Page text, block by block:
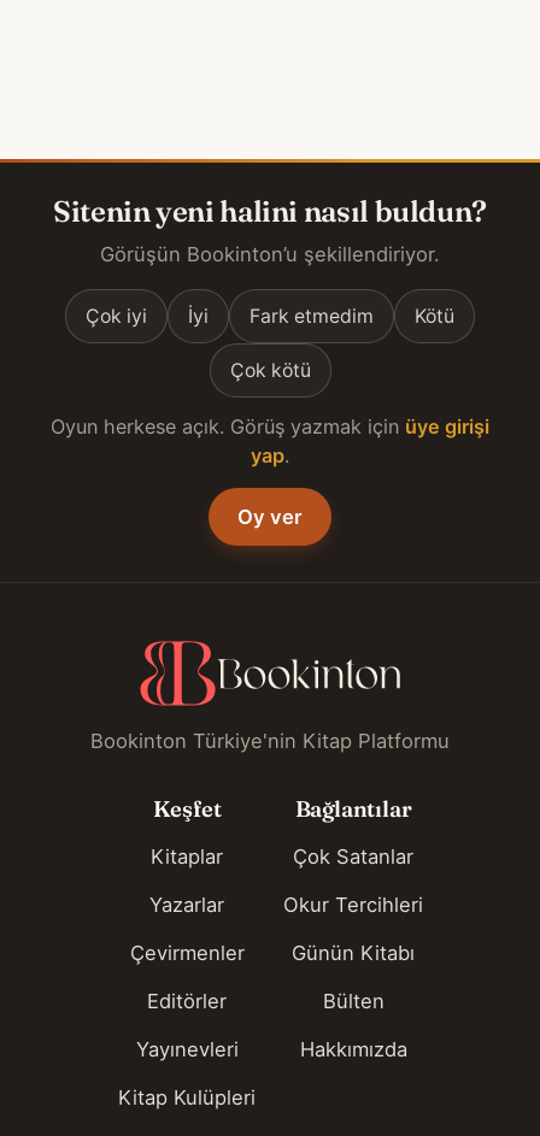
Sitenin yeni halini nasıl buldun?
Görüşün Bookinton’u şekillendiriyor.
Çok iyi İyi Fark etmedim Kötü
Çok kötü
Oyun herkese açık. Görüş yazmak için üye girişi
yap.
Oy ver
Bookinton Türkiye'nin Kitap Platformu
Keşfet
Kitaplar
Yazarlar
Çevirmenler
Editörler
Yayınevleri
Kitap Kulüpleri
Bağlantılar
Çok Satanlar
Okur Tercihleri
Günün Kitabı
Bülten
Hakkımızda